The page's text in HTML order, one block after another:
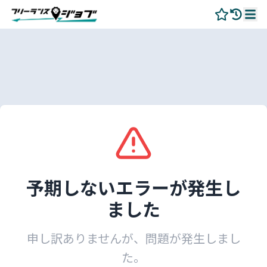
予期しないエラーが発生し
ました
申し訳ありませんが、問題が発生しまし
た。